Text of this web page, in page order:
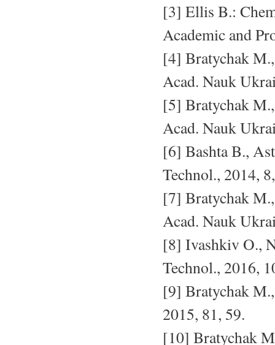
[3] Ellis B.:
Academic and
[4] Bratychak
Acad. Nauk
[5] Bratychak
Acad. Nauk
[6] Bashta B.,
Technol., 2014,
[7] Bratychak
Acad. Nauk
[8] Ivashkiv O.,
Technol., 2016,
[9] Bratychak
2015, 81, 59.
[10] Bratychak